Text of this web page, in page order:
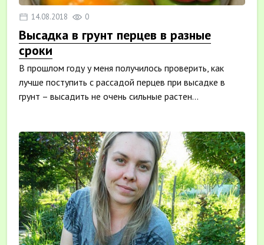
14.08.2018 0
Высадка в грунт перцев в разные
сроки
В прошлом году у меня получилось проверить, как
лучше поступить с рассадой перцев при высадке в
грунт – высадить не очень сильные растен...